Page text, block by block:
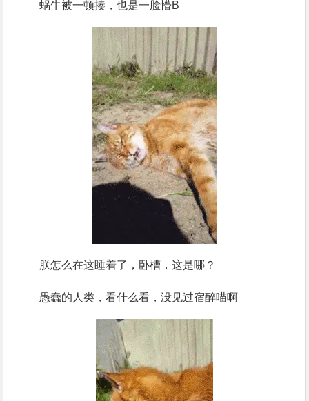
蜗牛被一顿揍，也是一脸懵B
朕怎么在这睡着了，卧槽，这是哪？
愚蠢的人类，看什么看，没见过宿醉喵啊